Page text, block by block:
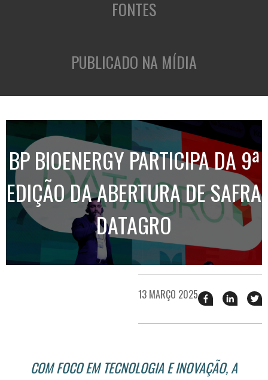
FONTES
PUBLICADO NA MÍDIA
BP BIOENERGY PARTICIPA DA 9ª
EDIÇÃO DA ABERTURA DE SAFRA
DATAGRO
13 MARÇO 2025 Compartilhar
esse
no
esse
no
COM FOCO EM TECNOLOGIA E INOVAÇÃO, A